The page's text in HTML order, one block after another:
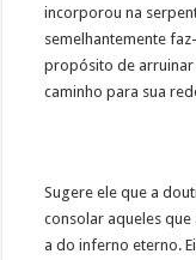
incorporou na
semelhantemente
propósito de arruinar
caminho para sua
Sugere ele que a
consolar aqueles
a do inferno eterno.